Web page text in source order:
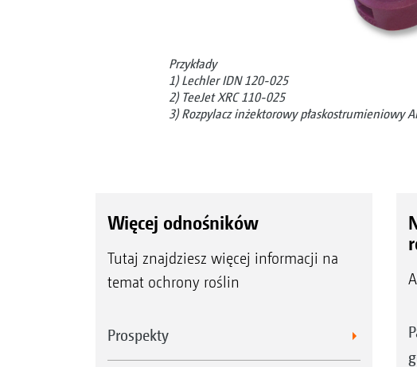
Przykłady
1) Lechler IDN 120-025
2) TeeJet XRC 110-025
3) Rozpylacz inżektorowy płaskostrumieniowy
Więcej odnośników
Tutaj znajdziesz więcej informacji na
temat ochrony roślin
Prospekty